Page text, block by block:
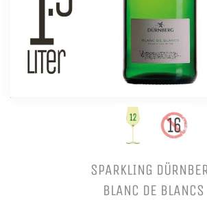
SPARKLING
BLANC DE BLANCS